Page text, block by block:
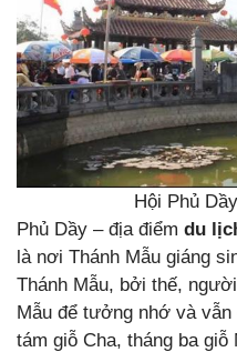
Hội Phủ
Phủ Dầy – địa điểm du
là nơi Thánh Mẫu giáng
Thánh Mẫu, bởi thế,
Mẫu để tưởng nhớ và vẫn
tám giỗ Cha, tháng ba giỗ